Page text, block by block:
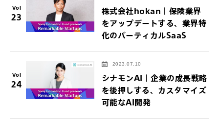
Vol
23
株式会社hokan｜保険業界
をアップデートする、業界特
化のバーティカルSaaS
Vol
24
2023.07.10
シナモンAI｜企業の成長戦略
を後押しする、カスタマイズ
可能なAI開発